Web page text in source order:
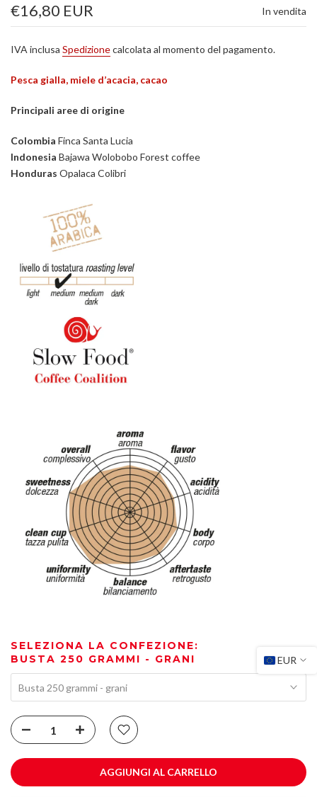
€16,80 EUR In vendita
IVA inclusa Spedizionecalcolata al momento del pagamento.
Pesca gialla, miele d’acacia, cacao
Principali aree di origine
Colombia Finca Santa Lucia
Indonesia Bajawa Wolobobo Forest coffee
Honduras Opalaca Colibri
SELEZIONA LA CONFEZIONE:
BUSTA 250 GRAMMI - GRANI
Busta 250 grammi - grani
AGGIUNGI AL CARRELLO
EUR